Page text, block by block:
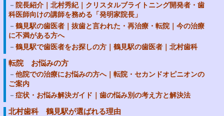
院長紹介｜北村秀紀｜クリスタルブライトニング開発者・歯
科医師向けの講師を務める「発明家院長」
鶴見駅の歯医者｜抜歯と言われた・再治療・転院｜今の治療
に不満がある方へ
鶴見駅で歯医者をお探しの方｜鶴見駅の歯医者｜北村歯科
転院 お悩みの方
他院での治療にお悩みの方へ｜転院・セカンドオピニオンの
ご案内
症状・お悩み解決ガイド｜歯の悩み別の考え方と解決法
北村歯科 鶴見駅が選ばれる理由